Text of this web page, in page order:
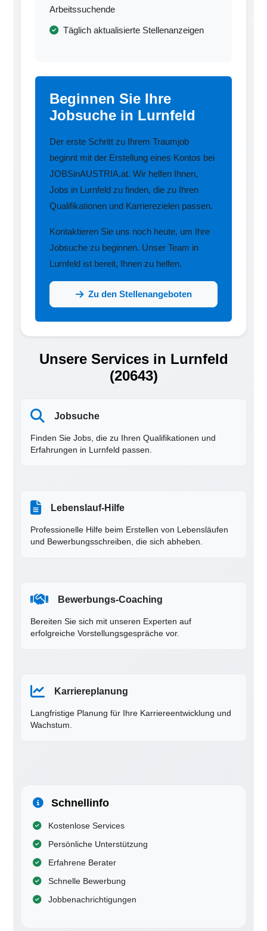
Arbeitssuchende
Täglich aktualisierte Stellenanzeigen
Beginnen Sie Ihre
Jobsuche in Lurnfeld
Der erste Schritt zu Ihrem Traumjob
beginnt mit der Erstellung eines Kontos bei
JOBSinAUSTRIA.at. Wir helfen Ihnen,
Jobs in Lurnfeld zu finden, die zu Ihren
Qualifikationen und Karrierezielen passen.
Kontaktieren Sie uns noch heute, um Ihre
Jobsuche zu beginnen. Unser Team in
Lurnfeld ist bereit, Ihnen zu helfen.
Zu den Stellenangeboten
Unsere Services in Lurnfeld
(20643)
Jobsuche
Finden Sie Jobs, die zu Ihren Qualifikationen und
Erfahrungen in Lurnfeld passen.
Lebenslauf-Hilfe
Professionelle Hilfe beim Erstellen von Lebensläufen
und Bewerbungsschreiben, die sich abheben.
Bewerbungs-Coaching
Bereiten Sie sich mit unseren Experten auf
erfolgreiche Vorstellungsgespräche vor.
Karriereplanung
Langfristige Planung für Ihre Karriereentwicklung und
Wachstum.
Schnellinfo
Kostenlose Services
Persönliche Unterstützung
Erfahrene Berater
Schnelle Bewerbung
Jobbenachrichtigungen